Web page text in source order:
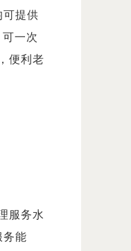
可提供
一次
便利老
服务水
务能